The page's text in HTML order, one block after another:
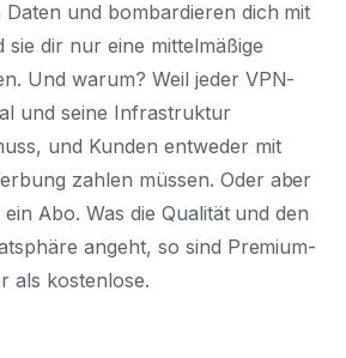
und bombardieren dich mit
dir nur eine mittelmäßige
Und warum? Weil jeder VPN-
und seine Infrastruktur
und Kunden entweder mit
zahlen müssen. Oder aber
Abo. Was die Qualität und den
angeht, so sind Premium-
als kostenlose.